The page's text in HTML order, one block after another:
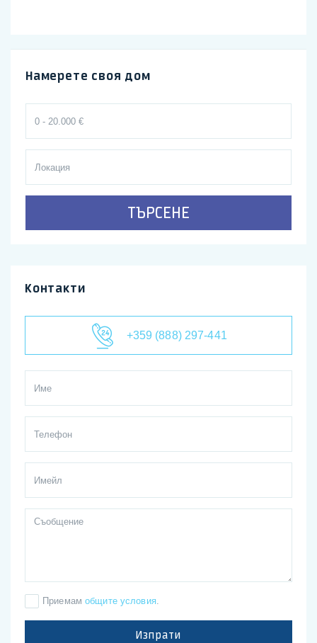
Намерете своя дом
ТЪРСЕНЕ
Контакти
+359 (888) 297-441
Приемам общите условия.
Изпрати